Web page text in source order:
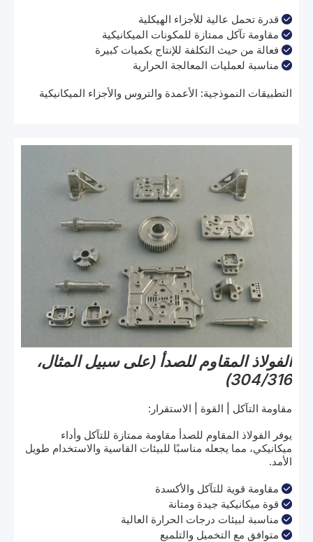
 قدرة تحمل عالية للأجزاء الهيكلية
 مقاومة تآكل ممتازة للمكونات الميكانيكية
 فعالة من حيث التكلفة للإنتاج بكميات كبيرة
 مناسبة لعمليات المعالجة الحرارية
التطبيقات النموذجية: الأعمدة والتروس والأجزاء الميكانيكية
الفولاذ المقاوم للصدأ (على سبيل المثال،
304/316)
مقاومة التآكل | القوة | الاستقرار:
يوفر الفولاذ المقاوم للصدأ مقاومة ممتازة للتآكل وأداء
ميكانيكي، مما يجعله مناسبًا للبيئات القاسية والاستخدام طويل
الأمد.
 مقاومة قوية للتآكل والأكسدة
 قوة ميكانيكية جيدة ومتانة
 مناسبة لبيئات درجات الحرارة العالية
 متوافق مع التخميل والتلميع